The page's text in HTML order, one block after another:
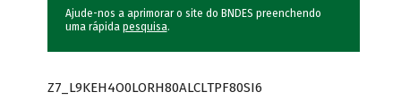
Ajude-nos a aprimorar o site do BNDES preenchendo
uma rápida pesquisa.
Z7_L9KEH4O0LORH80ALCLTPF80SI6